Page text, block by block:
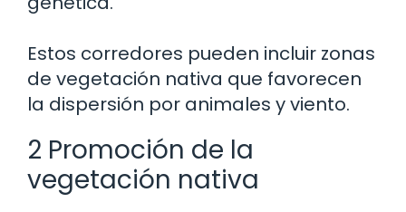
Estos corredores pueden incluir zonas
de vegetación nativa que favorecen
la dispersión por animales y viento.
2 Promoción de la
vegetación nativa